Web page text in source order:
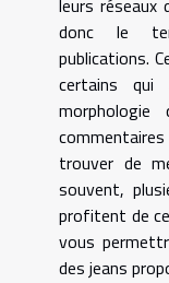
leurs réseaux
donc le
publications.
certains qui
trouver de
souvent,
profitent de
vous
des jeans